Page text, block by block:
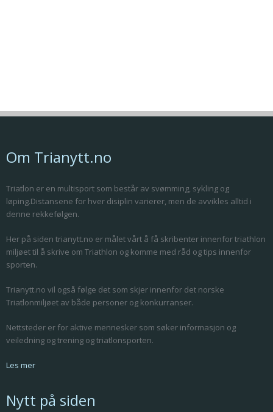
Om Trianytt.no
Triatlon er en multisport som består av svømming, sykling og
løping.Distansene for hver disiplin varierer, men de avvikles alltid i
denne rekkefølgen.
Her på siden trianytt.no er målet vårt å få skribenter innenfor triathlon
miljøet til å skrive om Triathlon og komme med råd og tips innenfor
sporten.
Trianytt.no vil også følge det som skjer innenfor det norske
Triatlonmiljøet av både personer og konkurranser.
Nettsteder er for aktive mennesker som søker informasjon og
veiledning og trening og triatlonsporten.
Les mer
Nytt på siden